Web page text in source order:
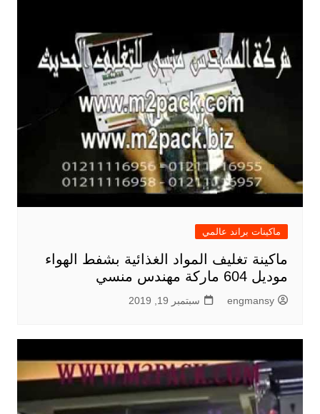
ماكينات براند عالمي
ماكينة تغليف المواد الغذائية بشفط الهواء
موديل 604 ماركة مهندس منسي
engmansy سبتمبر 19, 2019